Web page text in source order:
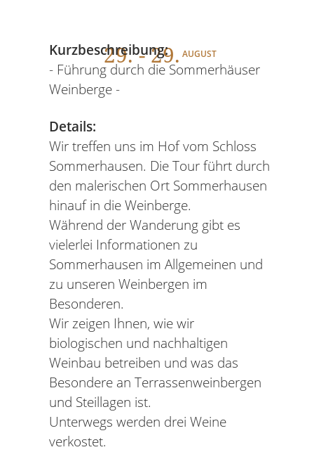
29. - 29. AUGUST
Kurzbeschreibung:
- Führung durch die Sommerhäuser
Weinberge -
Details:
Wir treffen uns im Hof vom Schloss
Sommerhausen. Die Tour führt durch
den malerischen Ort Sommerhausen
hinauf in die Weinberge.
Während der Wanderung gibt es
vielerlei Informationen zu
Sommerhausen im Allgemeinen und
zu unseren Weinbergen im
Besonderen.
Wir zeigen Ihnen, wie wir
biologischen und nachhaltigen
Weinbau betreiben und was das
Besondere an Terrassenweinbergen
und Steillagen ist.
Unterwegs werden drei Weine
verkostet.